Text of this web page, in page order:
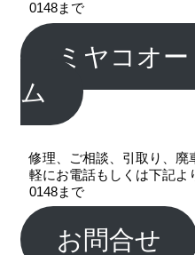
0148まで
ミヤコオ
ム
修理、ご相談、引取り、廃
軽にお電話もしくは下記よ
0148まで
お問合せ